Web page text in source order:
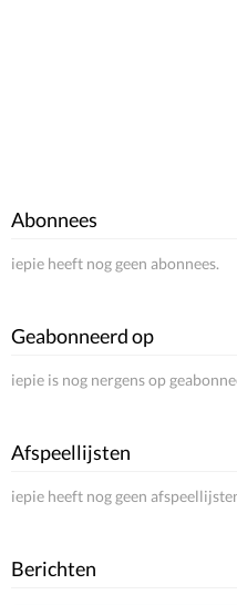
Abonnees
iepie heeft nog geen abonnees.
Geabonneerd op
iepie is nog nergens op
Afspeellijsten
iepie heeft nog geen
Berichten